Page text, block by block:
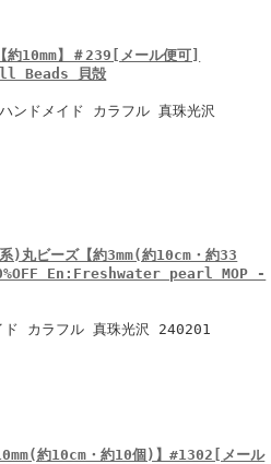
10mm】＃239[メール便可]
Beads 貝殻
ンドメイド カラフル 真珠光沢
)丸ビーズ【約3mm(約10cm・約33
En:Freshwater pearl MOP -
ド カラフル 真珠光沢 240201
約10cm・約10個)】#1302[メール